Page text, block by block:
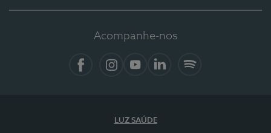
Acompanhe-nos
LUZ SAÚDE